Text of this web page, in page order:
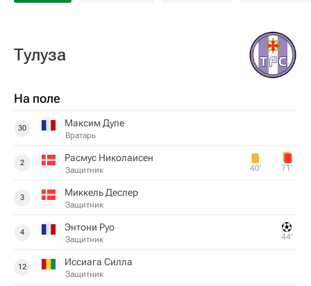
Тулуза
На поле
30 Максим Дупе
Вратарь
2 Расмус Николаисен
Защитник 40‎’‎ 71‎’‎
3 Миккель Деслер
Защитник
4 Энтони Руо
Защитник 44‎’‎
12 Иссиага Силла
Защитник